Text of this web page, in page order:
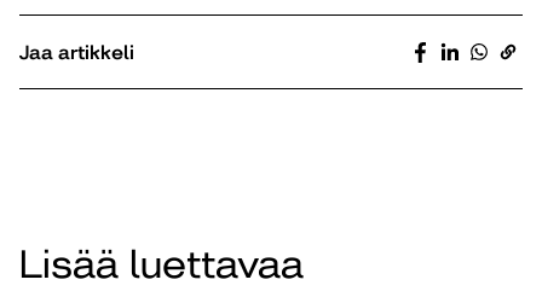
Jaa artikkeli
Lisää luettavaa